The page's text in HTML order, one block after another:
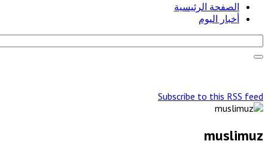
الصفحة الرئيسية
أخبار اليوم
Subscribe to this RSS feed
muslimuz